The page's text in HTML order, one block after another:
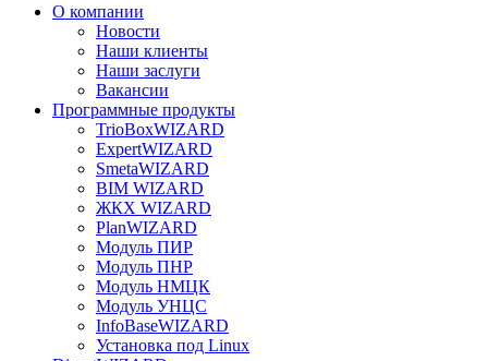
О компании
Новости
Наши клиенты
Наши заслуги
Вакансии
Программные продукты
TrioBoxWIZARD
ExpertWIZARD
SmetaWIZARD
BIM WIZARD
ЖКХ WIZARD
PlanWIZARD
Модуль ПИР
Модуль ПНР
Модуль НМЦК
Модуль УНЦС
InfoBaseWIZARD
Установка под Linux